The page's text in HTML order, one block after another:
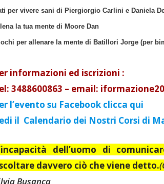
per vivere sani di Piergiorgio Carlini e Daniela
la tua mente di Moore Dan
per allenare la mente di Batillori Jorge (per
informazioni ed iscrizioni :
3488600863 – email:
l’evento su Facebook clicca qui
il Calendario dei Nostri Corsi di
dell’uomo di
davvero ciò che viene detto.
Busanca